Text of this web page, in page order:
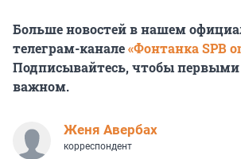
Больше новостей в нашем
телеграм-канале«Фонтанка SPB
Подписывайтесь, чтобы первыми
важном.
Женя Авербах
корреспондент